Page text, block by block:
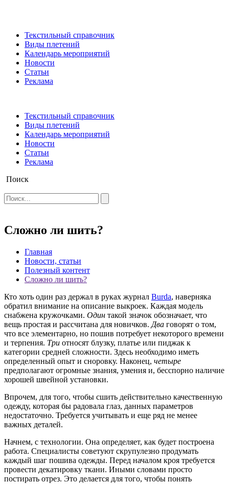
Текстильный справочник
Виды плетений
Календарь мероприятий
Новости
Статьи
Реклама
Текстильный справочник
Виды плетений
Календарь мероприятий
Новости
Статьи
Реклама
Поиск
Сложно ли шить?
Главная
Новости, статьи
Полезный контент
Сложно ли шить?
Кто хоть один раз держал в руках журнал Burda, наверняка
обратил внимание на описание выкроек. Каждая модель
снабжена кружочками. Один такой значок обозначает, что
вещь простая и рассчитана для новичков. Два говорят о том,
что все элементарно, но пошив потребует некоторого времени
и терпения. Три относят блузку, платье или пиджак к
категории средней сложности. Здесь необходимо иметь
определенный опыт и сноровку. Наконец, четыре
предполагают огромные знания, умения и, бесспорно наличие
хорошей швейной установки.
Впрочем, для того, чтобы сшить действительно качественную
одежду, которая бы радовала глаз, данных параметров
недостаточно. Требуется учитывать и еще ряд не менее
важных деталей.
Начнем, с технологии. Она определяет, как будет построена
работа. Специалисты советуют скрупулезно продумать
каждый шаг пошива одежды. Перед началом кроя требуется
провести декатировку ткани. Иными словами просто
постирать отрез. Это делается для того, чтобы понять